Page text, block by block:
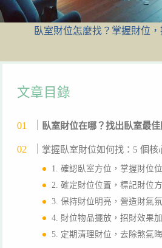
臥室財位怎麼找？掌握財位
文章目錄
臥室財位在哪？找出臥室最
掌握臥室財位如何找：5 個核
1. 確認臥室方位，掌握財位
2. 確定財位位置，標記財位
3. 保持財位明亮，營造財氣
4. 財位物品擺放，招財效果
5. 定期清理財位，去除煞氣